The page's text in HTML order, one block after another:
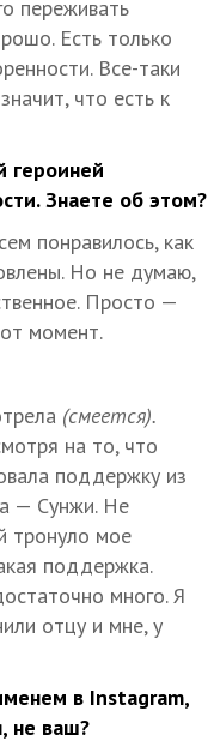
переживать
Есть только
Все-таки
что есть к
героиней
Знаете об этом?
понравилось, как
Но не думаю,
Просто —
момент.
(смеется).
на то, что
поддержку из
— Сунжи. Не
тронуло мое
поддержка.
много. Я
отцу и мне, у
в Instagram,
не ваш?